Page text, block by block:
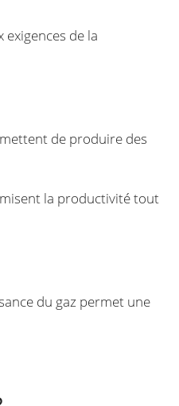
de la
de produire des
la productivité tout
du gaz permet une